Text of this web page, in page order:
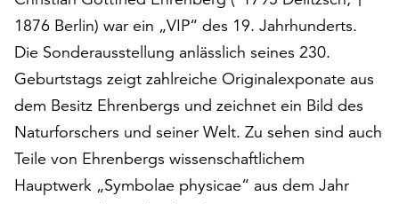
auf
akzeptieren“,
um
alle
Cookies
zu
akzeptieren.
Sie
1876 Berlin) war ein „VIP“ des 19. Jahrhunderts.
Die Sonderausstellung anlässlich seines 230.
Geburtstags zeigt zahlreiche Originalexponate aus
dem Besitz Ehrenbergs und zeichnet ein Bild des
Naturforschers und seiner Welt. Zu sehen sind auch
Teile von Ehrenbergs wissenschaftlichem
Hauptwerk „Symbolae physicae“ aus dem Jahr